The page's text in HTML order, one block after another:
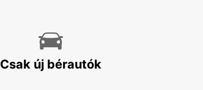
Csak új bérautók